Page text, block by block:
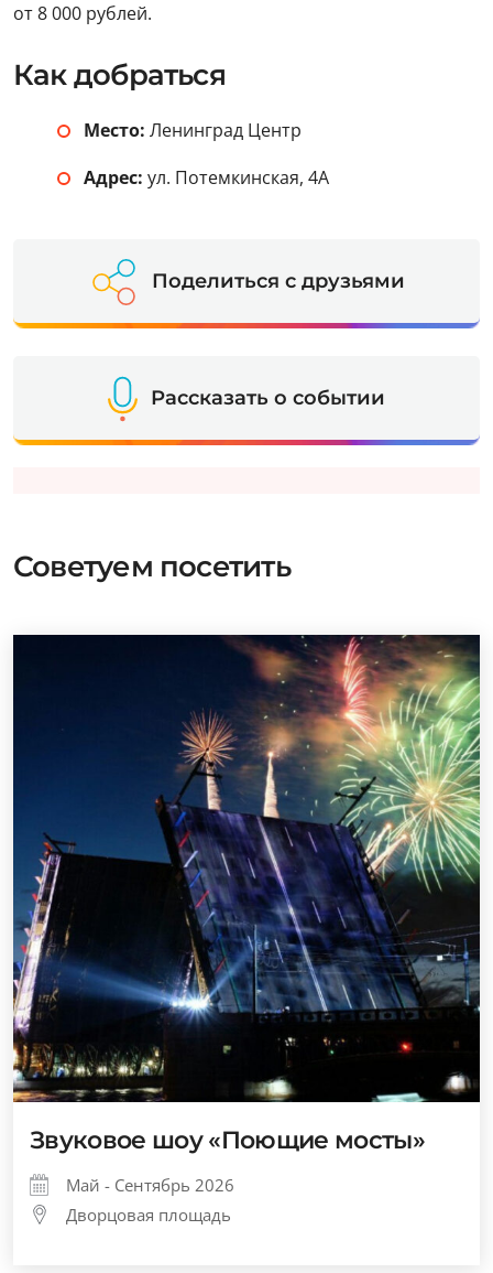
от 8 000 рублей.
Как добраться
Место: Ленинград Центр
Адрес: ул. Потемкинская, 4А
Поделиться с друзьями
Рассказать о событии
Советуем посетить
Звуковое шоу «Поющие мосты»
Май - Сентябрь 2026
Дворцовая площадь